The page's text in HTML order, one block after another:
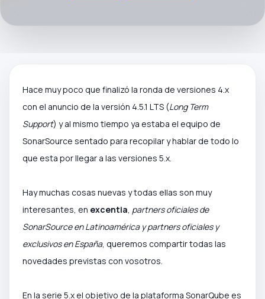
Hace muy poco que finalizó la ronda de versiones 4.x
con el anuncio de la versión 4.5.1 LTS (Long Term
Support) y al mismo tiempo ya estaba el equipo de
SonarSource sentado para recopilar y hablar de todo lo
que esta por llegar a las versiones 5.x.
Hay muchas cosas nuevas y todas ellas son muy
interesantes, en excentia, partners oficiales de
SonarSource en Latinoamérica y partners oficiales y
exclusivos en España, queremos compartir todas las
novedades previstas con vosotros.
En la serie 5.x el objetivo de la plataforma SonarQube es